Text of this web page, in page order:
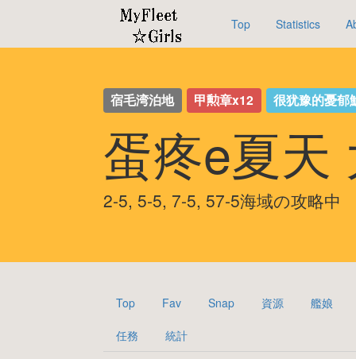
Top Statistics
宿毛湾泊地 甲勲章x12 很犹豫的憂郁
蛋疼e夏
2-5, 5-5, 7-5, 57-5海域の攻略中
Top Fav Snap 資源 艦娘
任務 統計